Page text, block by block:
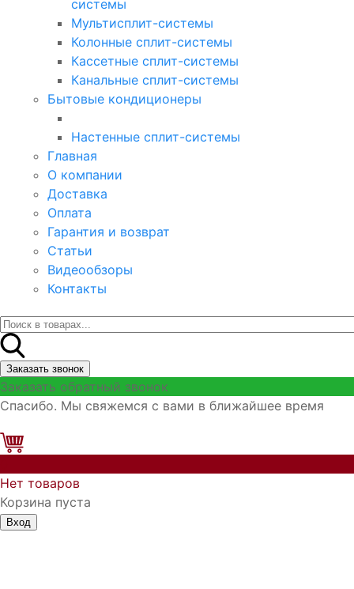
системы
Мультисплит-системы
Колонные сплит-системы
Кассетные сплит-системы
Канальные сплит-системы
Бытовые кондиционеры
Настенные сплит-системы
Главная
О компании
Доставка
Оплата
Гарантия и возврат
Статьи
Видеообзоры
Контакты
Заказать звонок
Заказать обратный звонок
Спасибо. Мы свяжемся с вами в ближайшее время
Нет товаров
Корзина пуста
Вход